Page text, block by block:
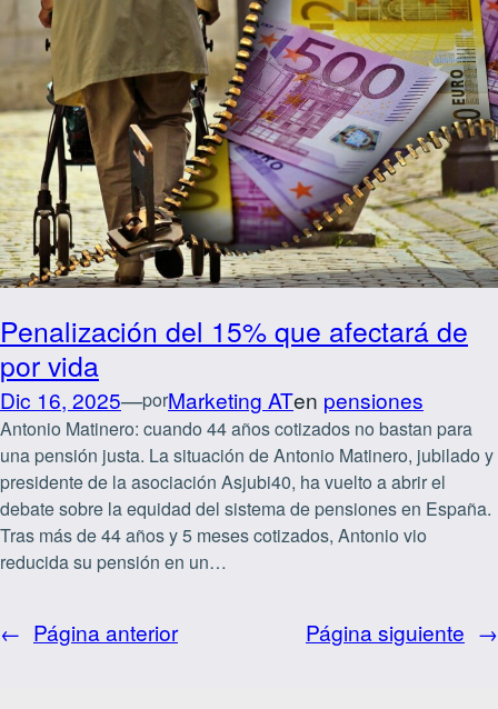
Penalización del 15% que afectará de
por vida
Dic 16, 2025—porMarketing ATen pensiones
Antonio Matinero: cuando 44 años cotizados no bastan para
una pensión justa. La situación de Antonio Matinero, jubilado y
presidente de la asociación Asjubi40, ha vuelto a abrir el
debate sobre la equidad del sistema de pensiones en España.
Tras más de 44 años y 5 meses cotizados, Antonio vio
reducida su pensión en un…
← Página anterior Página siguiente →